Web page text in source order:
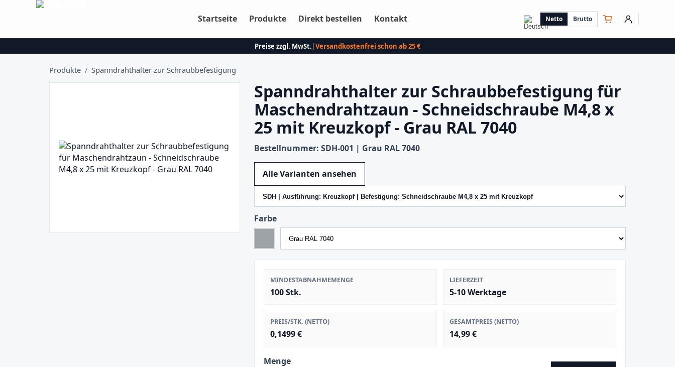
Startseite Produkte Direkt bestellen Kontakt Netto Brutto
Preise zzgl. MwSt. |Versandkostenfrei schon ab 25 €
Produkte / Spanndrahthalter zur Schraubbefestigung
Spanndrahthalter zur Schraubbefestigung für
Maschendrahtzaun - Schneidschraube M4,8 x
25 mit Kreuzkopf - Grau RAL 7040
Bestellnummer: SDH-001 | Grau RAL 7040
Alle Varianten ansehen
Farbe
MINDESTABNAHMEMENGE
100 Stk.
LIEFERZEIT
5-10 Werktage
PREIS/STK. (NETTO)
0,1499 €
GESAMTPREIS (NETTO)
14,99 €
Menge